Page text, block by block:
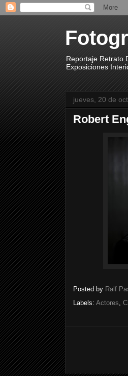
Reportaje Retrato
Exposiciones
jueves, 20 de
Robert
Posted by Ralf
Labels: Actores,